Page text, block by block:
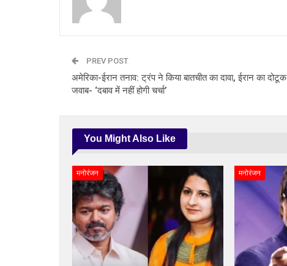
PREV POST
अमेरिका-ईरान तनाव: ट्रंप ने किया बातचीत का दावा, ईरान का दोटूक
जवाब- ‘दबाव में नहीं होगी चर्चा’
You Might Also Like
मनोरंजन मनोरंजन